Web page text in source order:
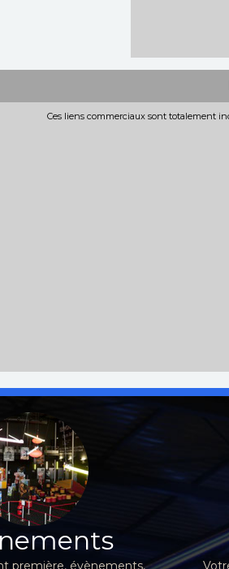
Ces liens commerciaux sont totalement
première, évènements,